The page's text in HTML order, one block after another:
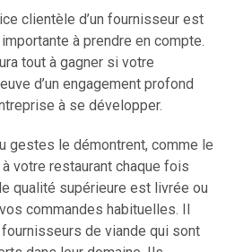
clientèle d’un fournisseur est
à prendre en compte.
tout à gagner si votre
d’un engagement profond
à se développer.
gestes le démontrent, comme le
votre restaurant chaque fois
qualité supérieure est livrée ou
commandes habituelles. Il
de viande qui sont